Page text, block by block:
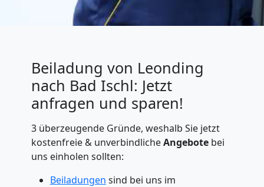
Beiladung von Leonding
nach Bad Ischl: Jetzt
anfragen und sparen!
3 überzeugende Gründe, weshalb Sie jetzt
kostenfreie & unverbindlicheAngebotebei
uns einholen sollten:
Beiladungen sind bei uns im